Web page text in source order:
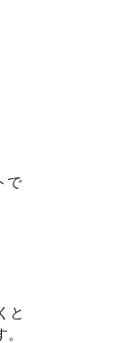
で
と